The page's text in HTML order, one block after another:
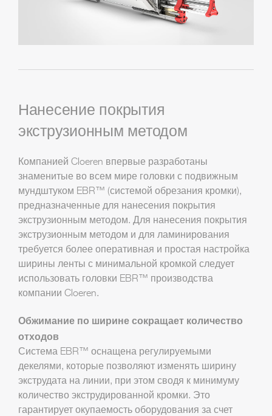
Нанесение покрытия
экструзионным методом
Компанией Cloeren впервые разработаны
знаменитые во всем мире головки с подвижным
мундштуком EBR™ (системой обрезания кромки),
предназначенные для нанесения покрытия
экструзионным методом. Для нанесения покрытия
экструзионным методом и для ламинирования
требуется более оперативная и простая настройка
ширины ленты с минимальной кромкой следует
использовать головки EBR™ производства
компании Cloeren.
Обжимание по ширине сокращает количество
отходов
Система EBR™ оснащена регулируемыми
декелями, которые позволяют изменять ширину
экструдата на линии, при этом сводя к минимуму
количество экструдированной кромки. Это
гарантирует окупаемость оборудования за счет